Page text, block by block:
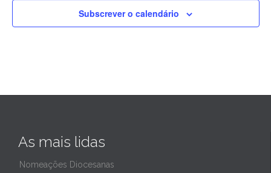
Subscrever o calendário
As mais lidas
Nomeações Diocesanas